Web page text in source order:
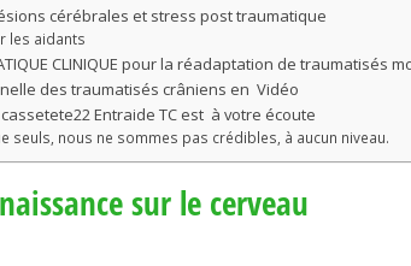
cérébrales et stress post traumatique
les aidants
CLINIQUE pour la réadaptation de traumatisés
des traumatisés crâniens en Vidéo
cassetete22 Entraide TC est à votre écoute
seuls, nous ne sommes pas crédibles, à aucun niveau.
sur le cerveau